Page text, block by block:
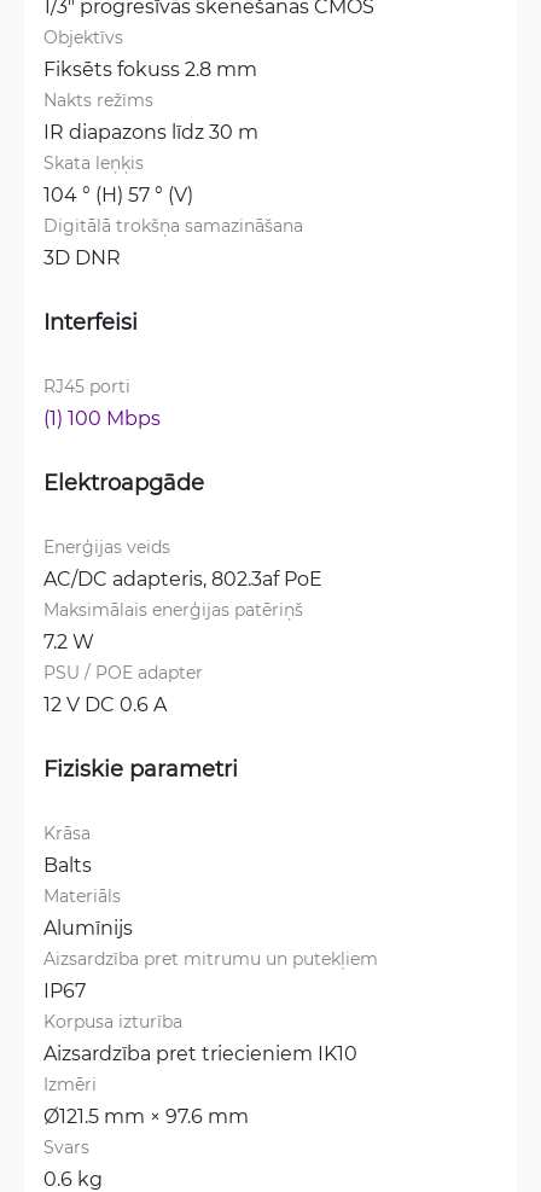
1/3" progresīvās skenēšanas CMOS
Objektīvs
Fiksēts fokuss 2.8 mm
Nakts režīms
IR diapazons līdz 30 m
Skata leņķis
104 ° (H) 57 ° (V)
Digitālā trokšņa samazināšana
3D DNR
Interfeisi
RJ45 porti
(1) 100 Mbps
Elektroapgāde
Enerģijas veids
AC/DC adapteris, 802.3af PoE
Maksimālais enerģijas patēriņš
7.2 W
PSU / POE adapter
12 V DC 0.6 A
Fiziskie parametri
Krāsa
Balts
Materiāls
Alumīnijs
Aizsardzība pret mitrumu un putekļiem
IP67
Korpusa izturība
Aizsardzība pret triecieniem IK10
Izmēri
Ø121.5 mm × 97.6 mm
Svars
0.6 kg